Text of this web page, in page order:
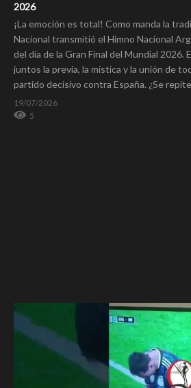
2026
¡La emoción es total! Como manda la
Nacional transmitió el Himno Nacional
del día de la Gran Final del Mundial 2026.
juntos la previa, la mística y la unión de
partido decisivo contra España. ¿Se
19/07/2026
5